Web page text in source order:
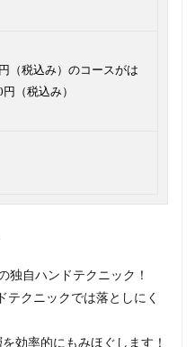
（税込み）のコースがは
（税込み）
独自ハンドテクニック！
クニックでは落としにく
効率的にもみほぐします！